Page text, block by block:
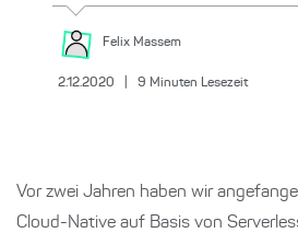
Felix Massem
2.12.2020 9 Minuten Lesezeit
Vor zwei Jahren haben wir
Cloud-Native auf Basis von